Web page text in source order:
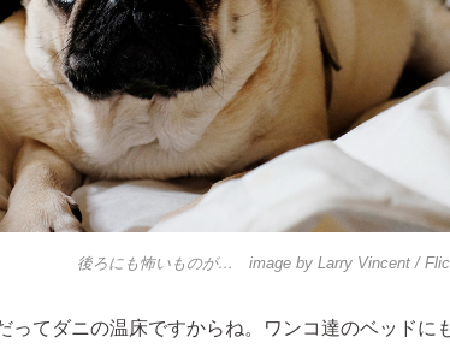
後ろにも怖いものが… image by Larry Vincent/
ってダニの温床ですからね。ワンコ達のベッドに